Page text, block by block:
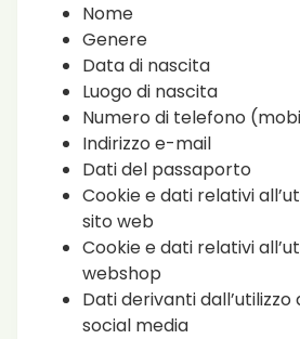
Nome
Genere
Data di nascita
Luogo di nascita
Numero di telefono
Indirizzo e-mail
Dati del passaporto
Cookie e dati relativi
sito web
Cookie e dati relativi
webshop
Dati derivanti
social media